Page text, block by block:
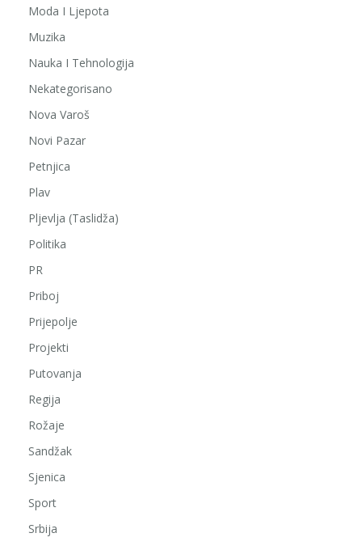
Moda I Ljepota
Muzika
Nauka I Tehnologija
Nekategorisano
Nova Varoš
Novi Pazar
Petnjica
Plav
Pljevlja (Taslidža)
Politika
PR
Priboj
Prijepolje
Projekti
Putovanja
Regija
Rožaje
Sandžak
Sjenica
Sport
Srbija